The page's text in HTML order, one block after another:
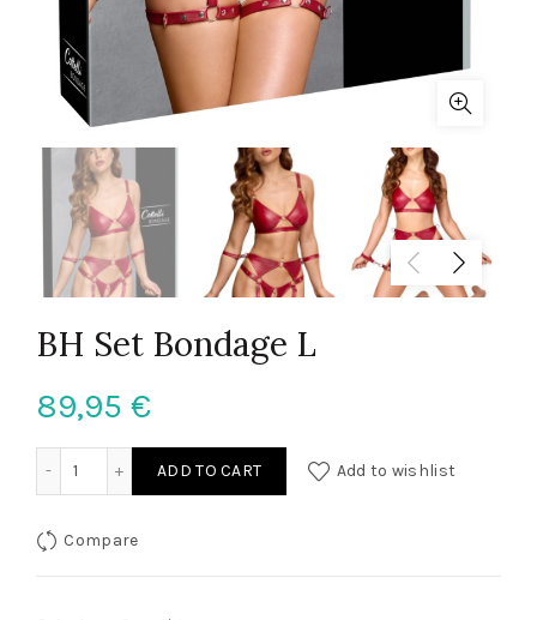
BH Set Bondage L
89,95 €
ADD TO CART Add to wishlist
Compare